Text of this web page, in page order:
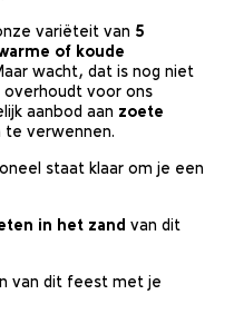
variëteit van 5
of koude
wacht, dat is nog niet
voor ons
aanbod aan zoete
te verwennen.
staat klaar om je een
in het zand van dit
van dit feest met je